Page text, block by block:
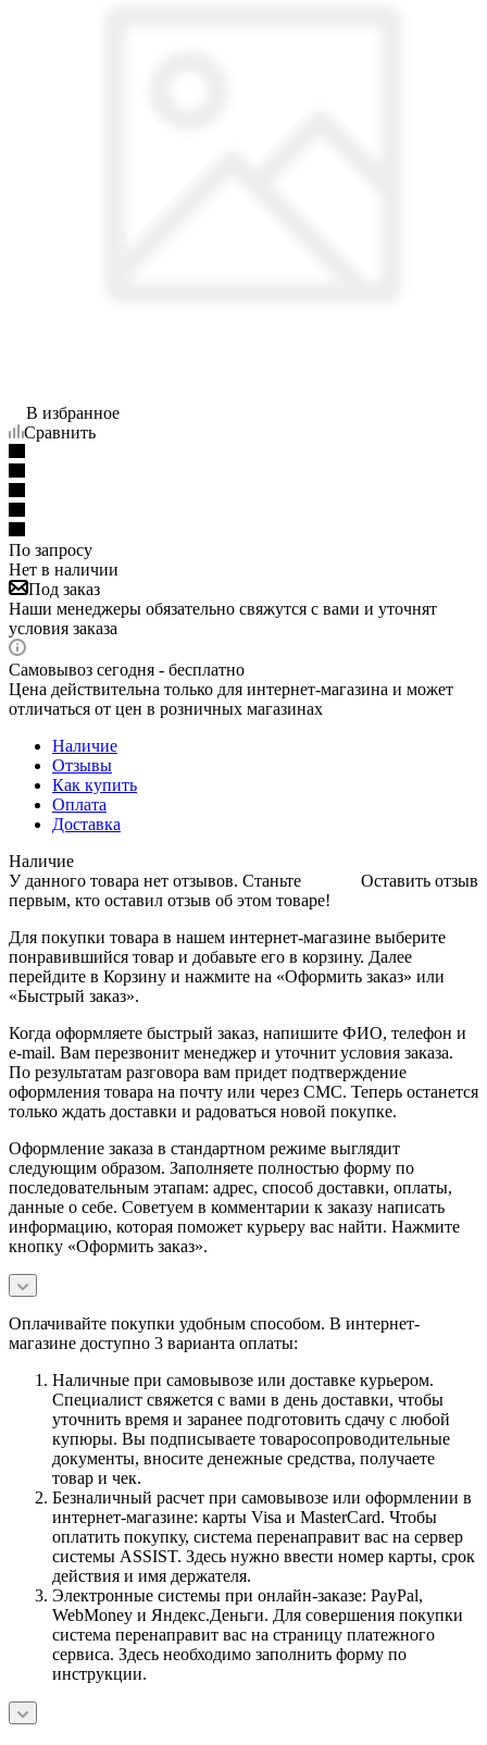
В избранное
Сравнить
По запросу
Нет в наличии
Под заказ
Наши менеджеры обязательно свяжутся с вами и уточнят
условия заказа
Самовывоз сегодня - бесплатно
Цена действительна только для интернет-магазина и может
отличаться от цен в розничных магазинах
Наличие
Отзывы
Как купить
Оплата
Доставка
Наличие
Оставить отзыв
У данного товара нет отзывов. Станьте
первым, кто оставил отзыв об этом товаре!
Для покупки товара в нашем интернет-магазине выберите
понравившийся товар и добавьте его в корзину. Далее
перейдите в Корзину и нажмите на «Оформить заказ» или
«Быстрый заказ».
Когда оформляете быстрый заказ, напишите ФИО, телефон и
e-mail. Вам перезвонит менеджер и уточнит условия заказа.
По результатам разговора вам придет подтверждение
оформления товара на почту или через СМС. Теперь останется
только ждать доставки и радоваться новой покупке.
Оформление заказа в стандартном режиме выглядит
следующим образом. Заполняете полностью форму по
последовательным этапам: адрес, способ доставки, оплаты,
данные о себе. Советуем в комментарии к заказу написать
информацию, которая поможет курьеру вас найти. Нажмите
кнопку «Оформить заказ».
Оплачивайте покупки удобным способом. В интернет-
магазине доступно 3 варианта оплаты:
Наличные при самовывозе или доставке курьером.
Специалист свяжется с вами в день доставки, чтобы
уточнить время и заранее подготовить сдачу с любой
купюры. Вы подписываете товаросопроводительные
документы, вносите денежные средства, получаете
товар и чек.
Безналичный расчет при самовывозе или оформлении в
интернет-магазине: карты Visa и MasterCard. Чтобы
оплатить покупку, система перенаправит вас на сервер
системы ASSIST. Здесь нужно ввести номер карты, срок
действия и имя держателя.
Электронные системы при онлайн-заказе: PayPal,
WebMoney и Яндекс.Деньги. Для совершения покупки
система перенаправит вас на страницу платежного
сервиса. Здесь необходимо заполнить форму по
инструкции.